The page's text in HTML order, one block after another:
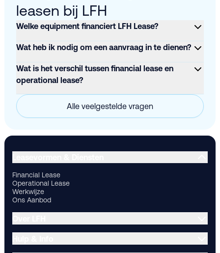
leasen bij LFH
Welke equipment financiert LFH Lease?
Wat heb ik nodig om een aanvraag in te dienen?
Wat is het verschil tussen financial lease en
operational lease?
Alle veelgestelde vragen
Financial Lease
Operational Lease
Werkwijze
Ons Aanbod